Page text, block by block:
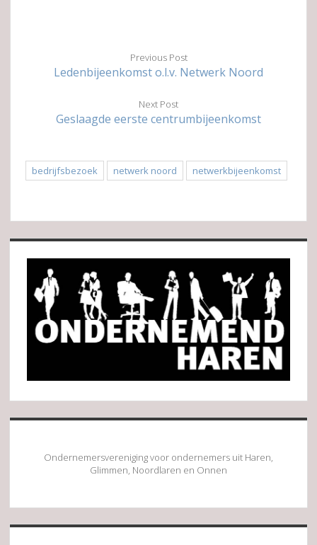
Previous Post
Ledenbijeenkomst o.l.v. Netwerk Noord
Next Post
Geslaagde eerste centrumbijeenkomst
bedrijfsbezoek netwerk noord netwerkbijeenkomst
Sidebar
Ondernemersvereniging voor ondernemers uit Haren,
Glimmen, Noordlaren en Onnen